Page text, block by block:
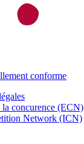
conforme
la concurence (ECN)
Network (ICN)